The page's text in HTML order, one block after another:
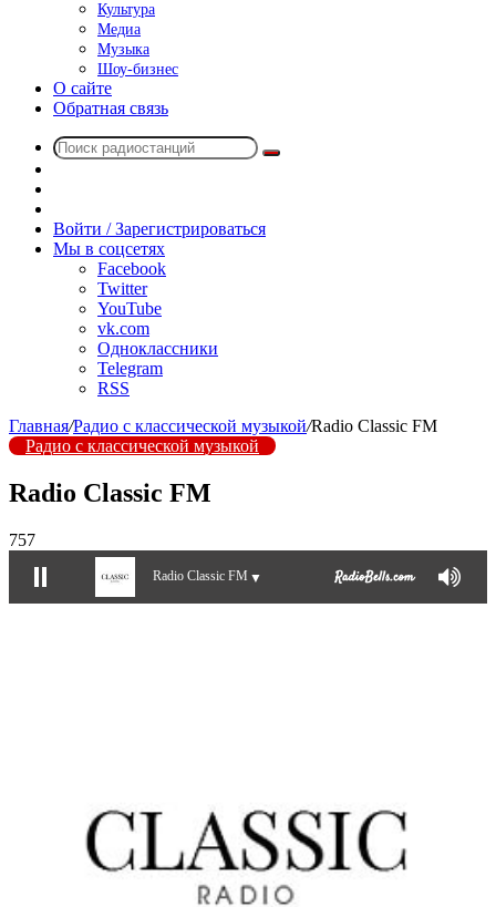
Культура
Медиа
Музыка
Шоу-бизнес
О сайте
Обратная связь
Поиск
радио
Войти / Зарегистрироваться
Мы в соцсетях
Facebook
Twitter
YouTube
vk.com
Одноклассники
Telegram
RSS
Главная/Радио с классической музыкой/Radio Classic FM
Радио с классической музыкой
Radio Classic FM
757
Radio Classic FM ▼